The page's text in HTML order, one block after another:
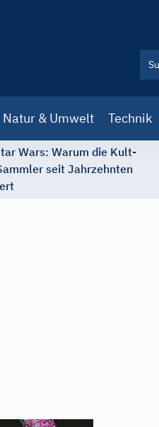
Natur & Umwelt Technik
Wars: Warum die Kult-
seit Jahrzehnten